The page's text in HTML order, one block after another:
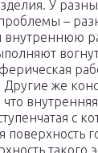
У
–
внутреннюю
Другие же
с
поверхность
такого